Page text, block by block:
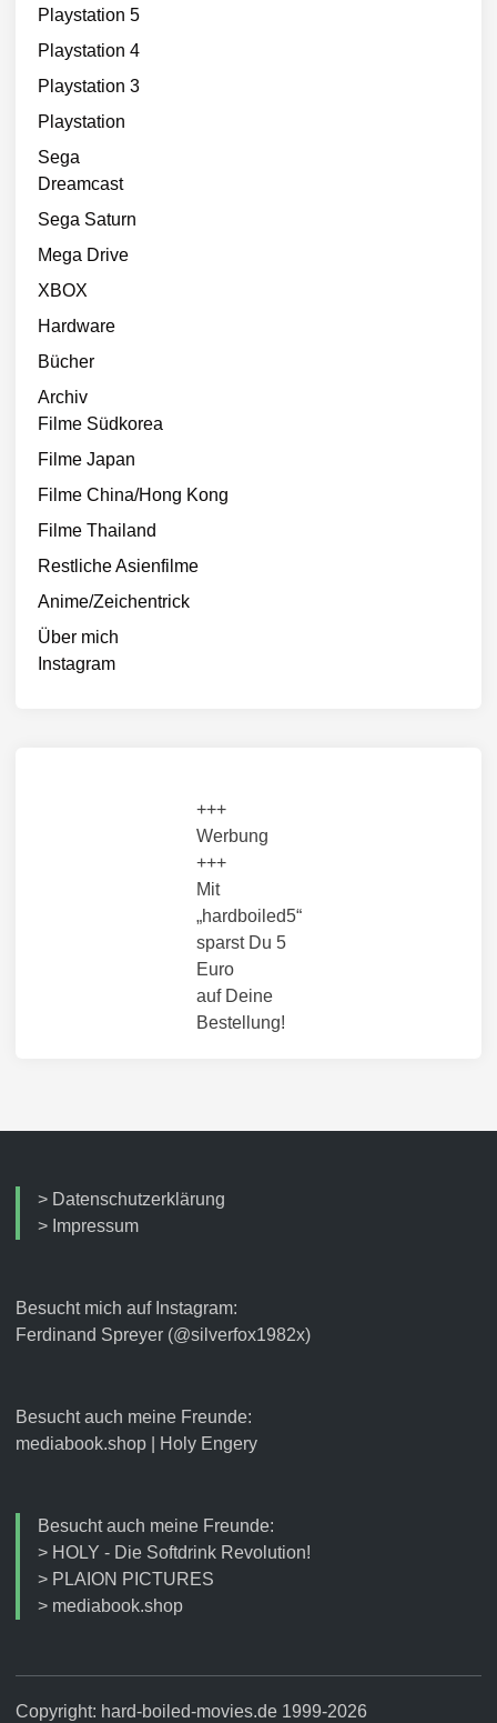
Playstation 5
Playstation 4
Playstation 3
Playstation
Sega
Dreamcast
Sega Saturn
Mega Drive
XBOX
Hardware
Bücher
Archiv
Filme Südkorea
Filme Japan
Filme China/Hong Kong
Filme Thailand
Restliche Asienfilme
Anime/Zeichentrick
Über mich
Instagram
+++
Werbung
+++
Mit
„hardboiled5“
sparst Du 5
Euro
auf Deine
Bestellung!
> Datenschutzerklärung
> Impressum
Besucht mich auf Instagram:
Ferdinand Spreyer (@silverfox1982x)
Besucht auch meine Freunde:
mediabook.shop
Holy Engery
Besucht auch meine Freunde:
> HOLY - Die Softdrink Revolution!
> PLAION PICTURES
> mediabook.shop
Copyright: hard-boiled-movies.de 1999-2026